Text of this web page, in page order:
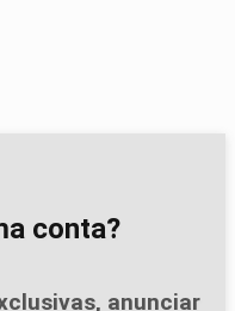
conta?
anunciar